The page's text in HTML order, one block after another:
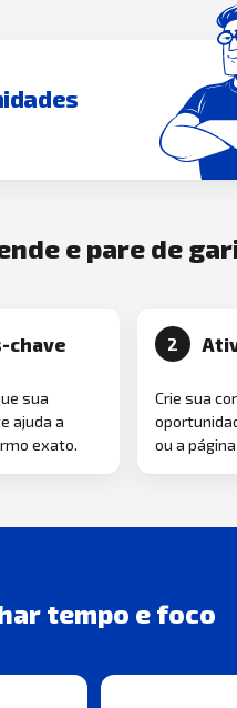
e pare de
chave
sua
ajuda a
exato.
2
Crie sua
ou a
tempo e foco